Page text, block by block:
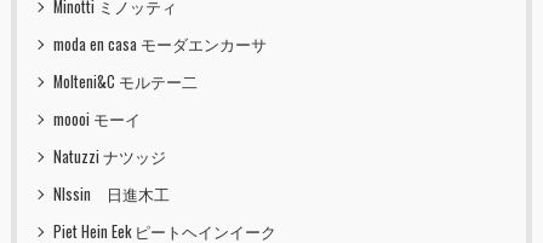
Minotti ミノッティ
moda en casa モーダエンカーサ
Molteni&C モルテー二
moooi モーイ
Natuzzi ナツッジ
NIssin 日進木工
Piet Hein Eek ピートヘインイーク